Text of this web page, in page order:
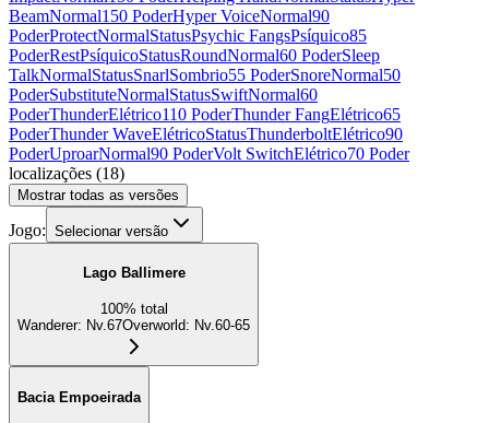
BeamNormal150 PoderHyper VoiceNormal90
PoderProtectNormalStatusPsychic FangsPsíquico85
PoderRestPsíquicoStatusRoundNormal60 PoderSleep
TalkNormalStatusSnarlSombrio55 PoderSnoreNormal50
PoderSubstituteNormalStatusSwiftNormal60
PoderThunderElétrico110 PoderThunder FangElétrico65
PoderThunder WaveElétricoStatusThunderboltElétrico90
PoderUproarNormal90 PoderVolt SwitchElétrico70 Poder
localizações (18)
Mostrar todas as versões
Jogo: Selecionar versão
Lago Ballimere
100% total
Wanderer: Nv.67Overworld: Nv.60-65
Bacia Empoeirada